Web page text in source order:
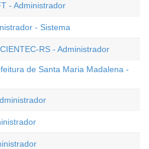
- Administrador
- Sistema
RS - Administrador
de Santa Maria Madalena -